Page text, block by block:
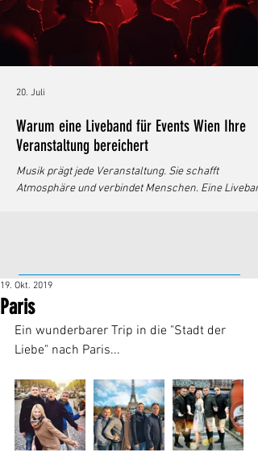
Warum eine Liveband für Events Wien Ihre
Veranstaltung bereichert
Musik prägt jede Veranstaltung. Sie schafft
Atmosphäre und verbindet Menschen. Eine
Mehr als nur Musik Eine Liveband bietet mehr als
reine Hintergrundmusik. Sie reagiert flexibel auf die
Stimmung. Das Publikum erlebt Musik in Echtzeit.
schafft eine beson
20. Juli
Paris
19. Okt. 2019
Ein wunderbarer Trip in die "Stadt der
Liebe" nach Paris...